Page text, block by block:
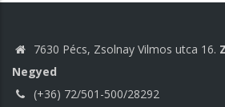
7630 Pécs, Zsolnay Vilmos utca 16.
Negyed
(+36) 72/501-500/28292